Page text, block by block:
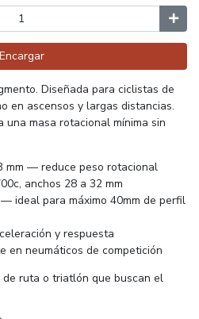
Encargar
Diseñada para ciclistas de
en ascensos y largas distancias.
una masa rotacional mínima sin
mm — reduce peso rotacional
anchos 28 a 32 mm
ideal para máximo 40mm de perfil
y respuesta
en neumáticos de competición
de ruta o triatlón que buscan el